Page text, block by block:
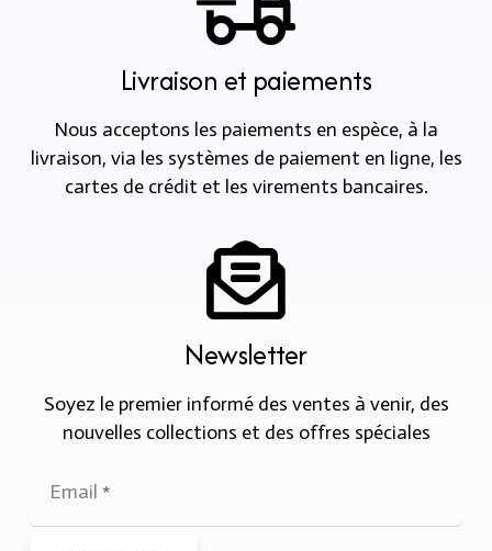
Livraison et paiements
Nous acceptons les paiements en espèce, à la
livraison, via les systèmes de paiement en ligne, les
cartes de crédit et les virements bancaires.
Newsletter
Soyez le premier informé des ventes à venir, des
nouvelles collections et des offres spéciales